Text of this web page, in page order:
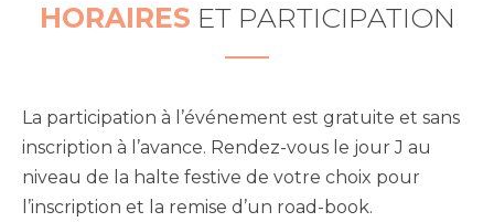
HORAIRES ET PARTICIPATION
La participation à l’événement est gratuite et sans
inscription à l’avance. Rendez-vous le jour J au
niveau de la halte festive de votre choix pour
l’inscription et la remise d’un road-book.